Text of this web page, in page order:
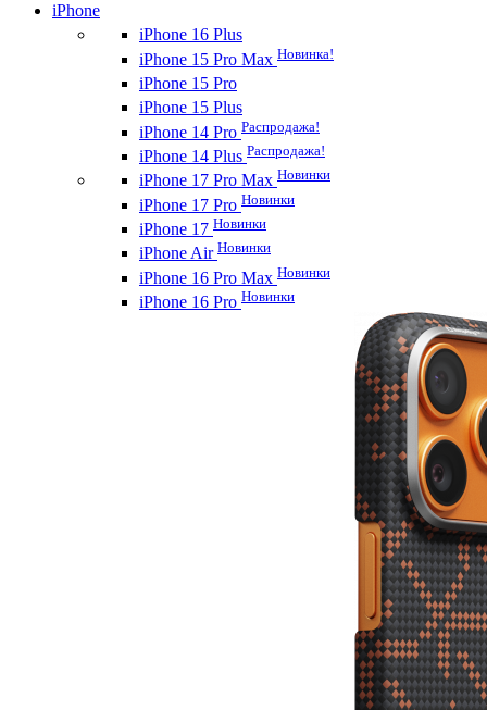
iPhone
iPhone 16 Plus
iPhone 15 Pro Max Новинка!
iPhone 15 Pro
iPhone 15 Plus
iPhone 14 Pro Распродажа!
iPhone 14 Plus Распродажа!
iPhone 17 Pro Max Новинки
iPhone 17 Pro Новинки
iPhone 17 Новинки
iPhone Air Новинки
iPhone 16 Pro Max Новинки
iPhone 16 Pro Новинки